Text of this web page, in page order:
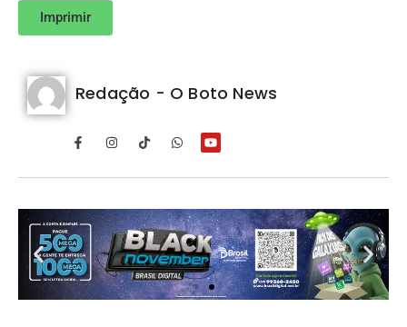
Imprimir
Redação - O Boto News